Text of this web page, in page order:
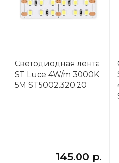
Светодиодная лента
ST Luce 4W/m 3000K
5M ST5002.320.20
145.00 р.